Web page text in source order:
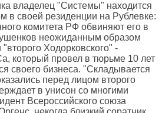
владелец "Системы" находится
в своей резиденции на Рублевке:
комитета РФ обвиняют его в
неожиданным образом
Ходорковского" -
который провел в тюрьме 10 лет
своего бизнеса. "Складывается
перед лицом второго
в унисон со многими
Всероссийского союза